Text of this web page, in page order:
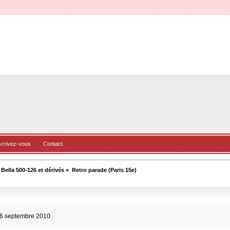
vous Contact
500-126 et dérivés » Retro parade (Paris 15e)
septembre 2010